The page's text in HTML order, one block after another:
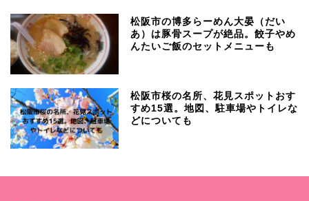
松阪市の博多らーめん大晏（だい
あ）は豚骨スープが絶品。餃子やめ
んたいご飯のセットメニューも
松阪市桜の名所、花見スポットおす
すめ15選。地図、駐車場やトイレな
どについても